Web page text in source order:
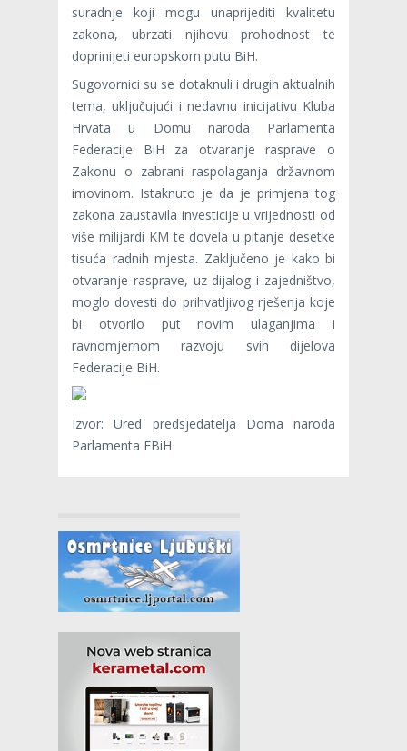
suradnje koji mogu unaprijediti kvalitetu
zakona, ubrzati njihovu prohodnost te
doprinijeti europskom putu BiH.
Sugovornici su se dotaknuli i drugih aktualnih
tema, uključujući i nedavnu inicijativu Kluba
Hrvata u Domu naroda Parlamenta
Federacije BiH za otvaranje rasprave o
Zakonu o zabrani raspolaganja državnom
imovinom. Istaknuto je da je primjena tog
zakona zaustavila investicije u vrijednosti od
više milijardi KM te dovela u pitanje desetke
tisuća radnih mjesta. Zaključeno je kako bi
otvaranje rasprave, uz dijalog i zajedništvo,
moglo dovesti do prihvatljivog rješenja koje
bi otvorilo put novim ulaganjima i
ravnomjernom razvoju svih dijelova
Federacije BiH.
Izvor: Ured predsjedatelja Doma naroda
Parlamenta FBiH